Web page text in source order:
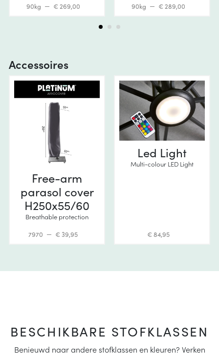
90kg € 269,00 90kg € 289,00
Accessoires
Free-arm
parasol cover
H250x55/60
Breathable protection
7970 € 39,95
Led Light
Multi-colour LED Light
€ 84,95
BESCHIKBARE STOFKLASSEN
Benieuwd naar andere stofklassen en kleuren? Verken